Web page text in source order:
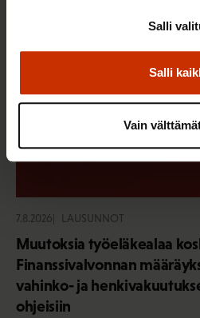
Salli
Salli
Vain
7.8.2026 LAUSUNNOT
Muutoksia työeläkealaa
Finanssivalvonnan
vahinko- ja
ohjeisiin